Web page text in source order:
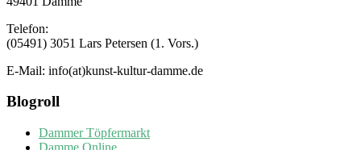
Telefon:
(05491) 3051 Lars Petersen (1. Vors.)
E-Mail: info(at)kunst-kultur-damme.de
Blogroll
Dammer Töpfermarkt
Damme Online